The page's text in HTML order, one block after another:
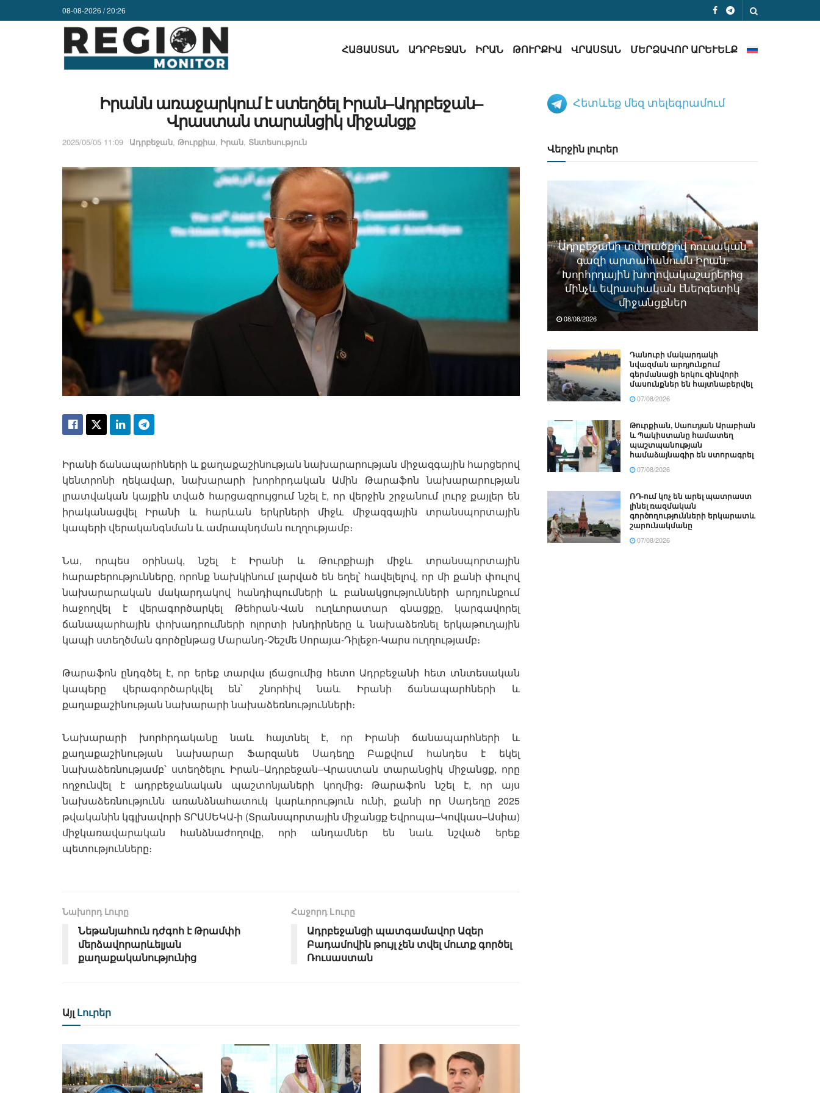
08-08-2026 / 20:26
ՀԱՅԱՍՏԱՆ ԱԴՐԲԵՋԱՆ ԻՐԱՆ ԹՈՒՐՔԻԱ ՎՐԱՍՏԱՆ ՄԵՐՁԱՎՈՐ ԱՐԵՒԵԼՔ
Իրանն առաջարկում է ստեղծել Իրան–Ադրբեջան–
Վրաստան տարանցիկ միջանցք
2025/05/05 11:09 Ադրբեջան, Թուրքիա, Իրան, Տնտեսություն
Իրանի ճանապարհների և քաղաքաշինության նախարարության միջազգային հարցերով
կենտրոնի ղեկավար, նախարարի խորհրդական Ամին Թարաֆոն նախարարության
լրատվական կայքին տված հարցազրույցում նշել է, որ վերջին շրջանում լուրջ քայլեր են
իրականացվել Իրանի և հարևան երկրների միջև միջազգային տրանսպորտային
կապերի վերականգնման և ամրապնդման ուղղությամբ։
Նա, որպես օրինակ, նշել է Իրանի և Թուրքիայի միջև տրանսպորտային
հարաբերությունները, որոնք նախկինում լարված են եղել՝ հավելելով, որ մի քանի փուլով
նախարարական մակարդակով հանդիպումների և բանակցությունների արդյունքում
հաջողվել է վերագործարկել Թեհրան-Վան ուղևորատար գնացքը, կարգավորել
ճանապարհային փոխադրումների ոլորտի խնդիրները և նախաձեռնել երկաթուղային
կապի ստեղծման գործընթաց Մարանդ-Չեշմե Սորայա-Դիլեջո-Կարս ուղղությամբ։
Թարաֆոն ընդգծել է, որ երեք տարվա լճացումից հետո Ադրբեջանի հետ տնտեսական
կապերը վերագործարկվել են՝ շնորհիվ նաև Իրանի ճանապարհների և
քաղաքաշինության նախարարի նախաձեռնությունների։
Նախարարի խորհրդականը նաև հայտնել է, որ Իրանի ճանապարհների և
քաղաքաշինության նախարար Ֆարզանե Սադեղը Բաքվում հանդես է եկել
նախաձեռնությամբ՝ ստեղծելու Իրան–Ադրբեջան–Վրաստան տարանցիկ միջանցք, որը
ողջունվել է ադրբեջանական պաշտոնյաների կողմից։ Թարաֆոն նշել է, որ այս
նախաձեռնությունն առանձնահատուկ կարևորություն ունի, քանի որ Սադեղը 2025
թվականին կգլխավորի ՏՐԱՍԵԿԱ-ի (Տրանսպորտային միջանցք Եվրոպա–Կովկաս–Ասիա)
միջկառավարական հանձնաժողովը, որի անդամներ են նաև նշված երեք
պետությունները։
Նախորդ Լուրը
Նեթանյահուն դժգոհ է Թրամփի
մերձավորարևելյան
քաղաքականությունից
Հաջորդ Lուրը
Ադրբեջանցի պատգամավոր Ազեր
Բադամովին թույլ չեն տվել մուտք գործել
Ռուսաստան
Այլ Լուրեր
Հետևեք մեզ տելեգրամում
Վերջին լուրեր
Ադրբեջանի տարածքով ռուսական
գազի արտահանումն Իրան.
Խորհրդային խողովակաշարերից
մինչև եվրասիական էներգետիկ
միջանցքներ
08/08/2026
Դանուբի մակարդակի
նվազման արդյունքում
գերմանացի երկու զինվորի
մասունքներ են հայտնաբերվել
07/08/2026
Թուրքիան, Սաուդյան Արաբիան
և Պակիստանը համատեղ
պաշտպանության
համաձայնագիր են ստորագրել
07/08/2026
ՌԴ-ում կոչ են արել պատրաստ
լինել ռազմական
գործողությունների երկարատև
շարունակմանը
07/08/2026